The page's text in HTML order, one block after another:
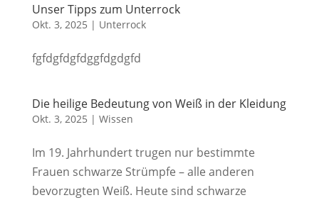
Unser Tipps zum Unterrock
Okt. 3, 2025 | Unterrock
fgfdgfdgfdggfdgdgfd
Die heilige Bedeutung von Weiß in der Kleidung
Okt. 3, 2025 | Wissen
Im 19. Jahrhundert trugen nur bestimmte
Frauen schwarze Strümpfe – alle anderen
bevorzugten Weiß. Heute sind schwarze